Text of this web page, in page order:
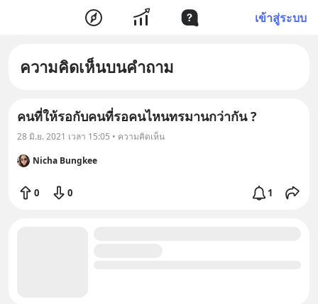
เข้าสู่ระบบ
ความคิดเห็นบนคำถาม
คนที่ให้รอกับคนที่รอคนไหนทรมานกว่ากัน ?
28 มิ.ย. 2021 เวลา 15:05 • ความคิดเห็น
Nicha Bungkee
0 0 1